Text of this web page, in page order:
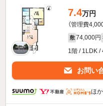
7.4万円
（管理費
敷 74,000円
1階 / 1LDK /
お問い
ほ